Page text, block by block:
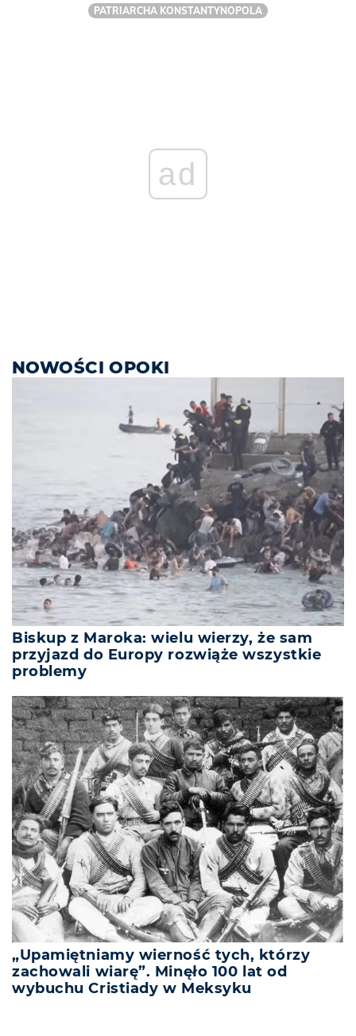
PATRIARCHA KONSTANTYNOPOLA
ad
NOWOŚCI OPOKI
Biskup z Maroka: wielu wierzy, że sam
przyjazd do Europy rozwiąże wszystkie
problemy
„Upamiętniamy wierność tych, którzy
zachowali wiarę”. Minęło 100 lat od
wybuchu Cristiady w Meksyku